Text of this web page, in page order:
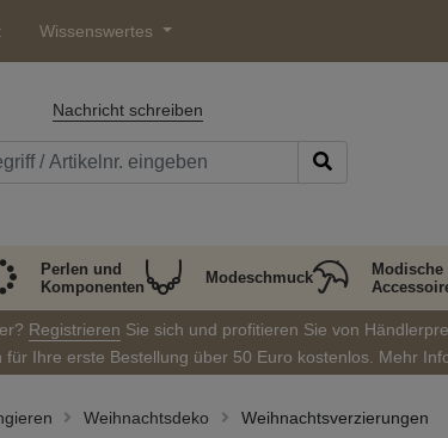
Wissenswertes
Nachricht schreiben
Perlen und
Komponenten
Modeschmuck
Modische
Registrieren Sie sich und profitieren Sie von
für Ihre erste Bestellung über 50 Euro kostenlos. Mehr
Weihnachtsdeko Weihnachtsverzierungen